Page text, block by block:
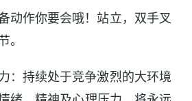
动作你要会哦！站立，双手叉
。
：持续处于竞争激烈的大环境